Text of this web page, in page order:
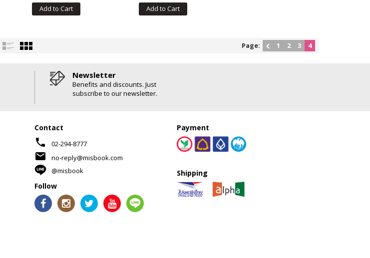
Add to Cart Add to Cart
Page: 1 2 3 4
Newsletter
Benefits and discounts. Just
subscribe to our newsletter.
Contact
phone 02-294-8777
mail
no-reply@misbook.com
@misbook
Follow
Payment
Shipping